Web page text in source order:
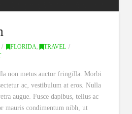
FLORIDA
TRAVEL
non metus auctor fringilla. Morbi
ac, vestibulum at eros. Nulla
augue. Fusce dapibus, tellus ac
mauris condimentum nibh, ut